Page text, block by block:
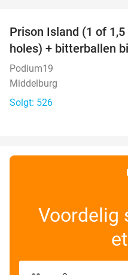
Prison Island (1 of
holes) + bitterballen
Podium19
Middelburg
Solgt: 526
Voordelig